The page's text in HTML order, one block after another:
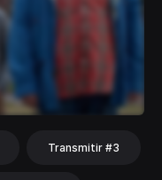
Transmitir #3